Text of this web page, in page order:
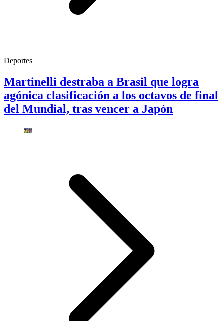
Deportes
Martinelli destraba a Brasil que logra
agónica clasificación a los octavos de final
del Mundial, tras vencer a Japón